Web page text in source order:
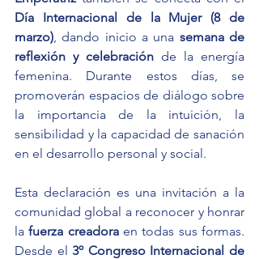
Día Internacional de la Mujer (8 de
marzo), dando inicio a una semana de
reflexión y celebración de la energía
femenina. Durante estos días, se
promoverán espacios de diálogo sobre
la importancia de la intuición, la
sensibilidad y la capacidad de sanación
en el desarrollo personal y social.
Esta declaración es una invitación a la
comunidad global a reconocer y honrar
la fuerza creadora en todas sus formas.
Desde el 3º Congreso Internacional de